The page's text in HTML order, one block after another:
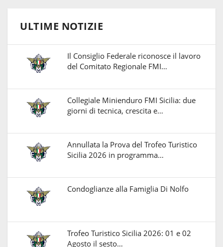
ULTIME NOTIZIE
Il Consiglio Federale riconosce il lavoro
del Comitato Regionale FMI…
Collegiale Minienduro FMI Sicilia: due
giorni di tecnica, crescita e…
Annullata la Prova del Trofeo Turistico
Sicilia 2026 in programma…
Condoglianze alla Famiglia Di Nolfo
Trofeo Turistico Sicilia 2026: 01 e 02
Agosto il sesto…